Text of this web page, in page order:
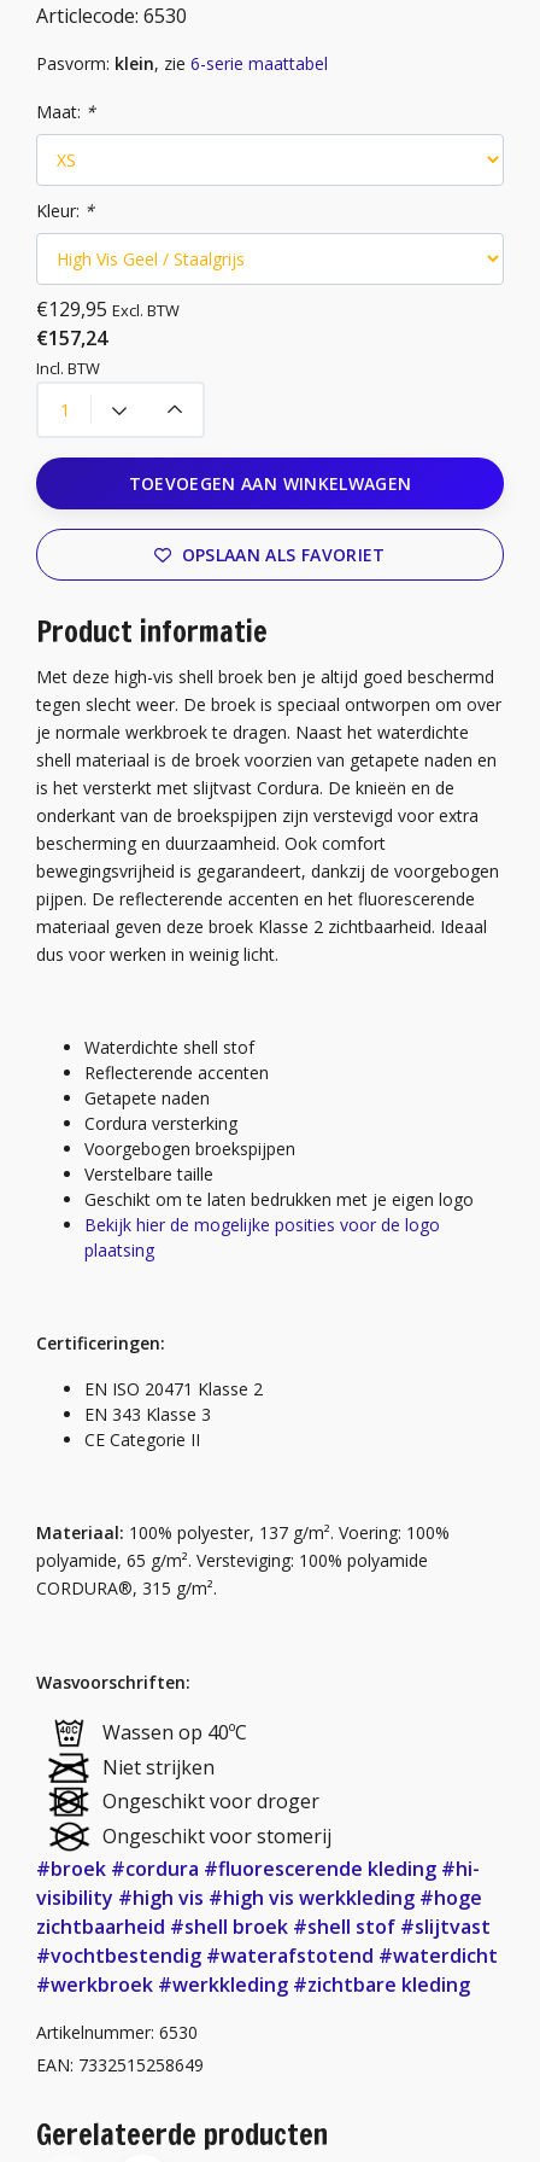
Articlecode: 6530
Pasvorm: klein, zie 6-serie maattabel
Maat: *
Kleur: *
€129,95 Excl. BTW
€157,24
Incl. BTW
TOEVOEGEN AAN WINKELWAGEN
OPSLAAN ALS FAVORIET
Product informatie
Met deze high-vis shell broek ben je altijd goed beschermd
tegen slecht weer. De broek is speciaal ontworpen om over
je normale werkbroek te dragen. Naast het waterdichte
shell materiaal is de broek voorzien van getapete naden en
is het versterkt met slijtvast Cordura. De knieën en de
onderkant van de broekspijpen zijn verstevigd voor extra
bescherming en duurzaamheid. Ook comfort
bewegingsvrijheid is gegarandeert, dankzij de voorgebogen
pijpen. De reflecterende accenten en het fluorescerende
materiaal geven deze broek Klasse 2 zichtbaarheid. Ideaal
dus voor werken in weinig licht.
Waterdichte shell stof
Reflecterende accenten
Getapete naden
Cordura versterking
Voorgebogen broekspijpen
Verstelbare taille
Geschikt om te laten bedrukken met je eigen logo
Bekijk hier de mogelijke posities voor de logo
plaatsing
Certificeringen:
EN ISO 20471 Klasse 2
EN 343 Klasse 3
CE Categorie II
Materiaal: 100% polyester, 137 g/m². Voering: 100%
polyamide, 65 g/m². Versteviging: 100% polyamide
CORDURA®, 315 g/m².
Wasvoorschriften:
Wassen op 40ºC
Niet strijken
Ongeschikt voor droger
Ongeschikt voor stomerij
#broek #cordura #fluorescerende kleding #hi-
visibility #high vis #high vis werkkleding #hoge
zichtbaarheid #shell broek #shell stof #slijtvast
#vochtbestendig #waterafstotend #waterdicht
#werkbroek #werkkleding #zichtbare kleding
Artikelnummer: 6530
EAN: 7332515258649
Gerelateerde producten